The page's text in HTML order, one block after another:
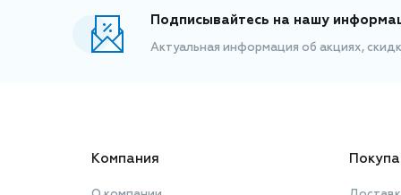
Подписывайтесь на нашу
Актуальная информация об акциях,
Компания